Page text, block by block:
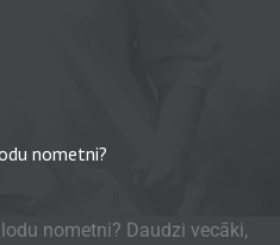
nometni?
nometni? Daudzi vecāki,